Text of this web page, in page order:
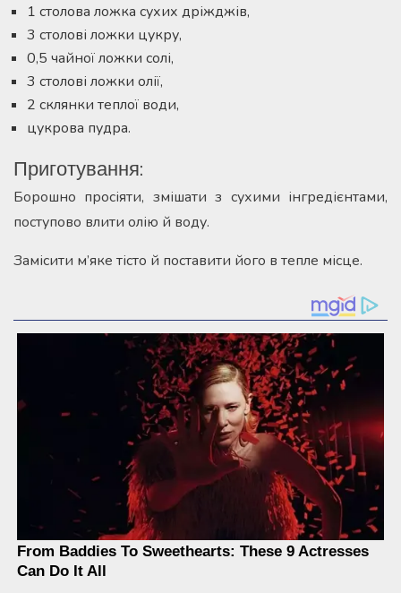
1 столова ложка сухих дріжджів,
3 столові ложки цукру,
0,5 чайної ложки солі,
3 столові ложки олії,
2 склянки теплої води,
цукрова пудра.
Приготування:
Борошно просіяти, змішати з сухими інгредієнтами,
поступово влити олію й воду.
Замісити м’яке тісто й поставити його в тепле місце.